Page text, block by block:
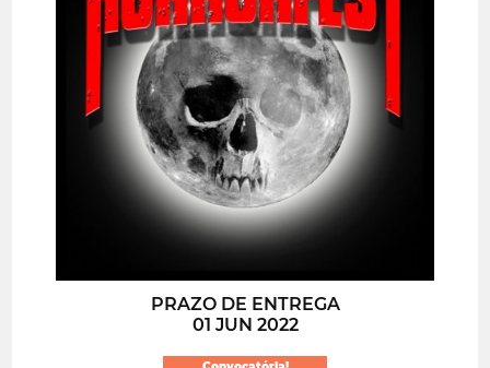
PRAZO DE ENTREGA
01 JUN 2022